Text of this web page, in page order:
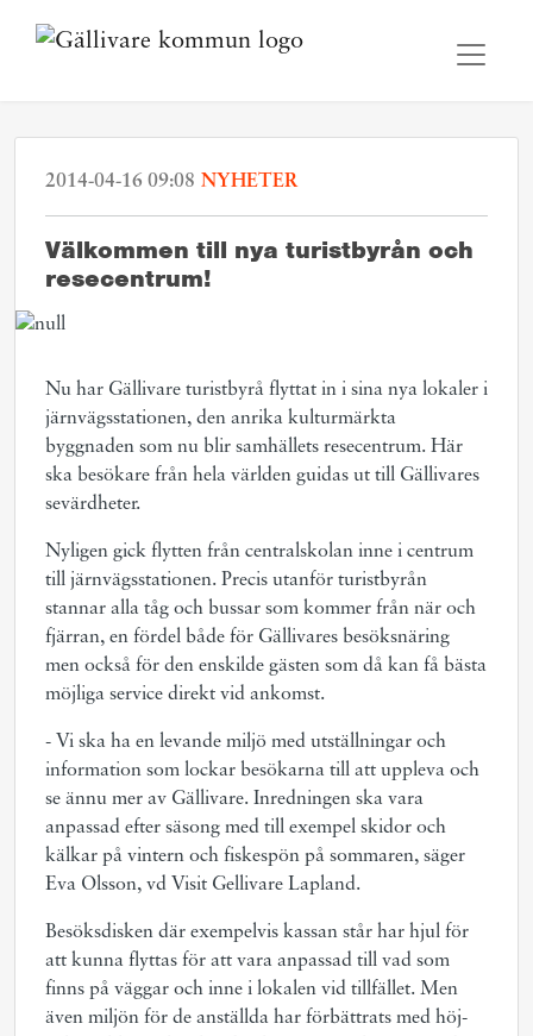
2014-04-16 09:08 NYHETER
Välkommen till nya turistbyrån och
resecentrum!
Nu har Gällivare turistbyrå flyttat in i sina nya lokaler i
järnvägsstationen, den anrika kulturmärkta
byggnaden som nu blir samhällets resecentrum. Här
ska besökare från hela världen guidas ut till Gällivares
sevärdheter.
Nyligen gick flytten från centralskolan inne i centrum
till järnvägsstationen. Precis utanför turistbyrån
stannar alla tåg och bussar som kommer från när och
fjärran, en fördel både för Gällivares besöksnäring
men också för den enskilde gästen som då kan få bästa
möjliga service direkt vid ankomst.
- Vi ska ha en levande miljö med utställningar och
information som lockar besökarna till att uppleva och
se ännu mer av Gällivare. Inredningen ska vara
anpassad efter säsong med till exempel skidor och
kälkar på vintern och fiskespön på sommaren, säger
Eva Olsson, vd Visit Gellivare Lapland.
Besöksdisken där exempelvis kassan står har hjul för
att kunna flyttas för att vara anpassad till vad som
finns på väggar och inne i lokalen vid tillfället. Men
även miljön för de anställda har förbättrats med höj-